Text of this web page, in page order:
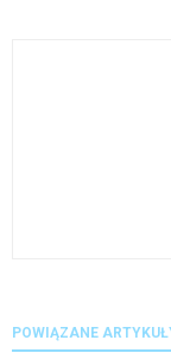
POWIĄZANE